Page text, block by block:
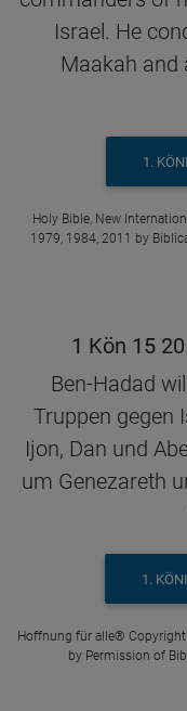
Israel. He
Maakah and
1.
Holy Bible, New
1979, 1984, 2011 by
1 Kön 15
Ben-Hadad
Truppen gegen
Ijon, Dan und
um Genezareth
1.
Hoffnung für alle®
by Permission of